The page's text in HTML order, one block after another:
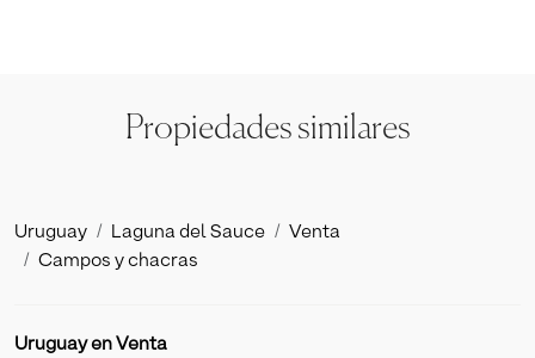
Propiedades similares
Uruguay Laguna del Sauce
Venta
Campos y chacras
Uruguay en Venta